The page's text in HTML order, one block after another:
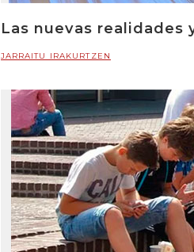
Las nuevas realidades
JARRAITU IRAKURTZEN